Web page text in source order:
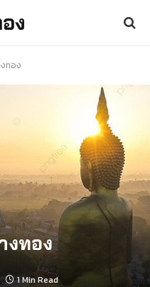
ง
ทอง
งทอง
1 Min Read